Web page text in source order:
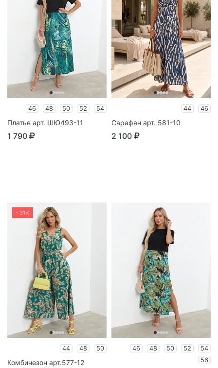
46 48 50 52 54
Платье арт. ШЮ493-11
1 790
44 46
Сарафан арт. 581-10
2 100
- 31%
44 48 50
Комбинезон арт.577-12
46 48 50 52
54
56